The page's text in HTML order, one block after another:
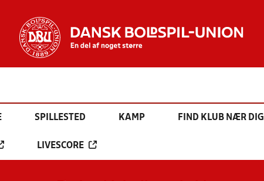
SPILLESTED KAMP FIND KLUB NÆR DIG
LIVESCORE